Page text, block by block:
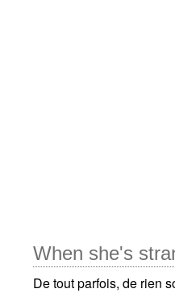
When she's
De tout parfois, de rien